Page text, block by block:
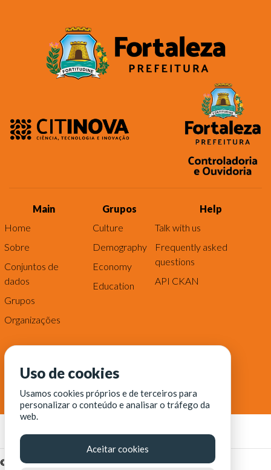
Main
Home
Sobre
Conjuntos de
dados
Grupos
Organizações
Grupos
Culture
Demography
Economy
Education
Help
Talk with us
Frequently asked
questions
API CKAN
© Fortaleza Digital || CITINOVA - Fundação de Ciência,
Uso de cookies
Usamos cookies próprios e de terceiros para
personalizar o conteúdo e analisar o tráfego da
web.
Aceitar cookies